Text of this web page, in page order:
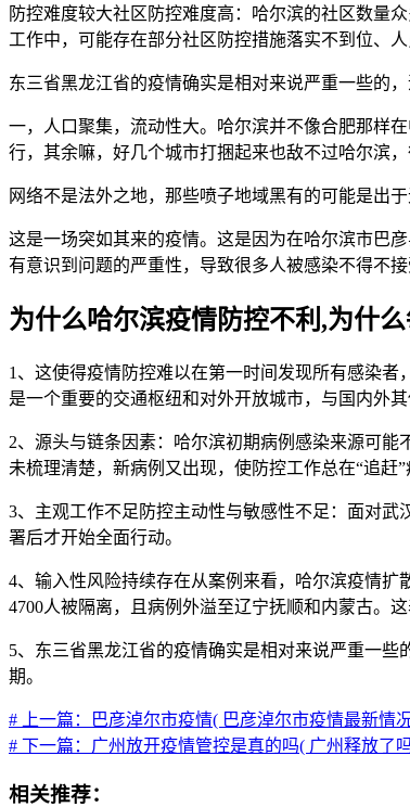
防控难度较大社区防控难度高：哈尔滨的社区数量
工作中，可能存在部分社区防控措施落实不到位、
东三省黑龙江省的疫情确实是相对来说严重一些的
一，人口聚集，流动性大。哈尔滨并不像合肥那样
行，其余嘛，好几个城市打捆起来也敌不过哈尔滨
网络不是法外之地，那些喷子地域黑有的可能是出
这是一场突如其来的疫情。这是因为在哈尔滨市巴
有意识到问题的严重性，导致很多人被感染不得不接
为什么哈尔滨疫情防控不利,为什
1、这使得疫情防控难以在第一时间发现所有感染
是一个重要的交通枢纽和对外开放城市，与国内外
2、源头与链条因素：哈尔滨初期病例感染来源可能
未梳理清楚，新病例又出现，使防控工作总在“追赶”
3、主观工作不足防控主动性与敏感性不足：面对
署后才开始全面行动。
4、输入性风险持续存在从案例来看，哈尔滨疫情扩
4700人被隔离，且病例外溢至辽宁抚顺和内蒙古。
5、东三省黑龙江省的疫情确实是相对来说严重一
期。
# 上一篇：巴彦淖尔市疫情( 巴彦淖尔市疫情最新情
# 下一篇：广州放开疫情管控是真的吗( 广州释放了
相关推荐：